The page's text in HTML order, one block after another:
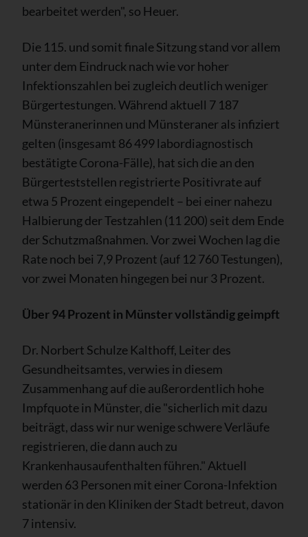
bearbeitet werden", so Heuer.
Die 115. und somit finale Sitzung stand vor allem
unter dem Eindruck nach wie vor hoher
Infektionszahlen bei zugleich deutlich weniger
Bürgertestungen. Während aktuell 7 187
Münsteranerinnen und Münsteraner als infiziert
gelten (insgesamt 86 499 labordiagnostisch
bestätigte Corona-Fälle), hat sich die an den
Bürgerteststellen registrierte Positivrate auf
etwa 5 Prozent eingependelt – bei einer nahezu
Halbierung der Testzahlen (11 200) seit dem Ende
der Schutzmaßnahmen. Vor zwei Wochen lag die
Rate noch bei 7,9 Prozent (auf 12 760 Testungen),
vor zwei Monaten hingegen bei nur 3 Prozent.
Über 94 Prozent in Münster vollständig geimpft
Dr. Norbert Schulze Kalthoff, Leiter des
Gesundheitsamtes, verwies in diesem
Zusammenhang auf die außerordentlich hohe
Impfquote in Münster, die "sicherlich mit dazu
beiträgt, dass wir nur wenige schwere Verläufe
registrieren, die dann auch zu
Krankenhausaufenthalten führen." Aktuell
werden 63 Personen mit einer Corona-Infektion
stationär in den Kliniken der Stadt betreut, davon
7 intensiv.